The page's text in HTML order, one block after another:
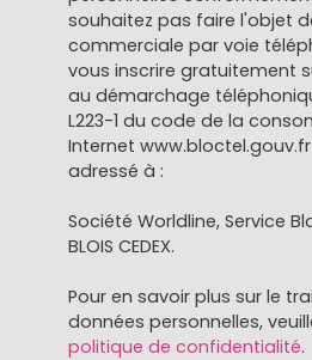
souhaitez pas faire l'objet
commerciale par voie
vous inscrire gratuitement
au démarchage
L223-1 du code de la
Internet
adressé à :
Société Worldline, Service
BLOIS CEDEX.
Pour en savoir plus sur le
données personnelles,
politique de confidentialité.